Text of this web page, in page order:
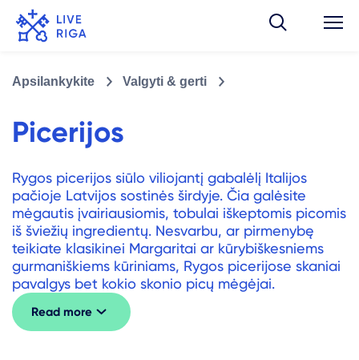
Apsilankykite Valgyti & gerti
Picerijos
Rygos picerijos siūlo viliojantį gabalėlį Italijos
pačioje Latvijos sostinės širdyje. Čia galėsite
mėgautis įvairiausiomis, tobulai iškeptomis picomis
iš šviežių ingredientų. Nesvarbu, ar pirmenybę
teikiate klasikinei Margaritai ar kūrybiškesniems
gurmaniškiems kūriniams, Rygos picerijose skaniai
pavalgys bet kokio skonio picų mėgėjai.
Read more